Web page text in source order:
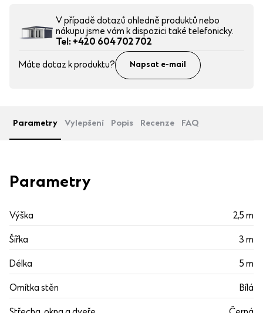
V případě dotazů ohledně produktů nebo
nákupu jsme vám k dispozici také telefonicky.
Tel: +420 604 702 702
Máte dotaz k produktu? Napsat e-mail
Parametry Vylepšení Popis Recenze FAQ
Parametry
Výška 2,5 m
Šířka 3 m
Délka 5 m
Omítka stěn Bílá